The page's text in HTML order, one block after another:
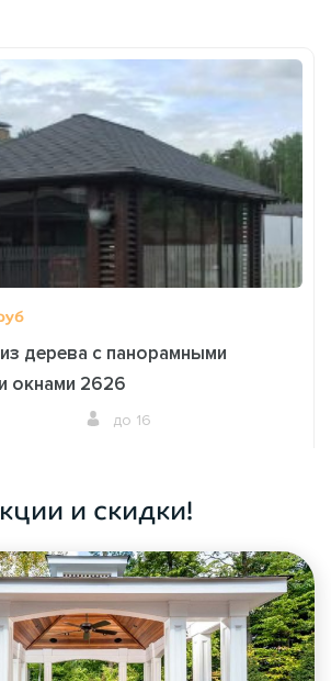
дерева с панорамными
окнами 2626
до 16
и скидки!